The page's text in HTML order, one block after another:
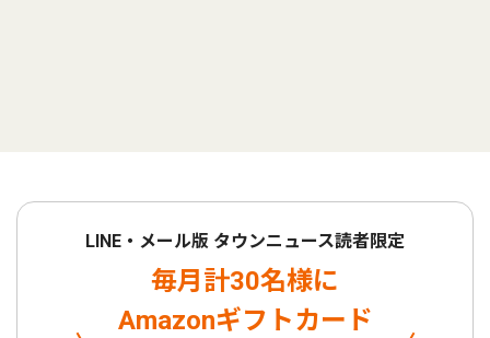
LINE・メール版 タウンニュース読者限定
毎月計30名様に
Amazonギフトカード